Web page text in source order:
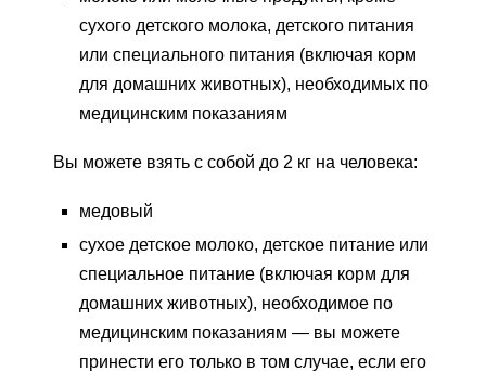
сухого детского молока, детского питания
или специального питания (включая корм
для домашних животных), необходимых по
медицинским показаниям
Вы можете взять с собой до 2 кг на человека:
медовый
сухое детское молоко, детское питание или
специальное питание (включая корм для
домашних животных), необходимое по
медицинским показаниям — вы можете
принести его только в том случае, если его